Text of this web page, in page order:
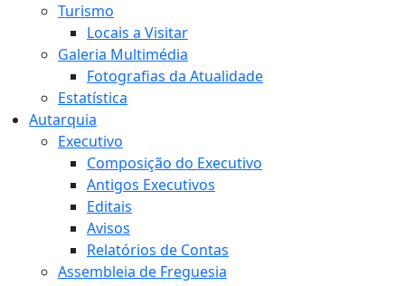
Turismo
Locais a Visitar
Galeria Multimédia
Fotografias da Atualidade
Estatística
Autarquia
Executivo
Composição do Executivo
Antigos Executivos
Editais
Avisos
Relatórios de Contas
Assembleia de Freguesia